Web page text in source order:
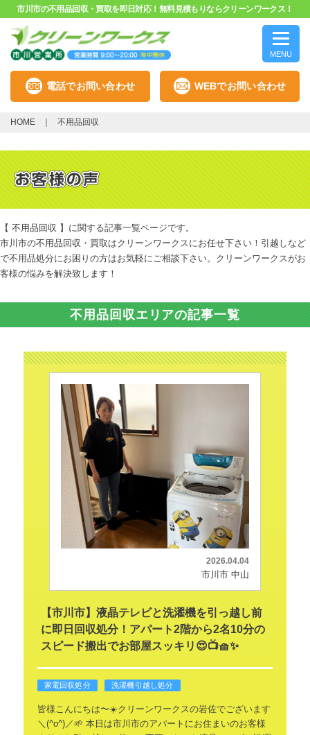
市川市の不用品回収・買取を即日対応！無料見積もりならクリーンワークス！
MENU
電話でお問い合わせ WEBでお問い合わせ
HOME 不用品回収
【 不用品回収 】に関する記事一覧ページです。
市川市の不用品回収・買取はクリーンワークスにお任せ下さい！引越しなど
で不用品処分にお困りの方はお気軽にご相談下さい。クリーンワークスがお
客様の悩みを解決致します！
不用品回収エリアの記事一覧
2026.04.04
市川市 中山
【市川市】液晶テレビと洗濯機を引っ越し前
に即日回収処分！アパート2階から2名10分の
スピード搬出でお部屋スッキリ😍📺🧺✨
家電回収処分 洗濯機引越し処分
皆様こんにちは〜☀️クリーンワークスの岩佐でございます
＼(^o^)／🌱 本日は市川市のアパートにお住まいのお客様